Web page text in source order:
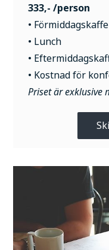
333,- /person
• Förmiddagskaffe
• Lunch
•
• Kostnad för
Priset är exklusive